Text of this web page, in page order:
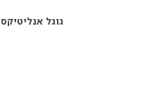
גוגל אנליטיקס 4 – התחילו כאן